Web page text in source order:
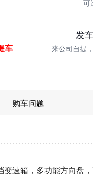
可
车
发
来公司自提
购车问题
速箱，多功能方向盘